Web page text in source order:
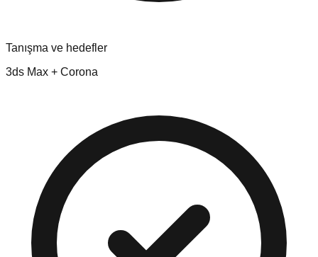
Tanışma ve hedefler
3ds Max + Corona